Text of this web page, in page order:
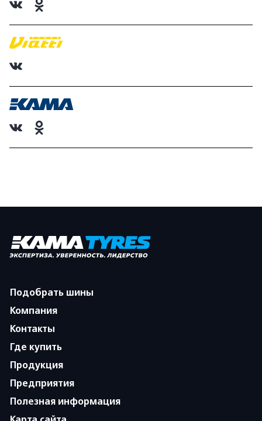
Подобрать шины
Компания
Контакты
Где купить
Продукция
Предприятия
Полезная информация